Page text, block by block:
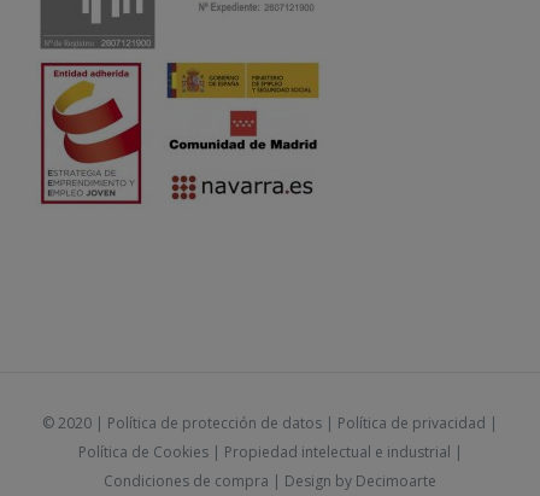
© 2020 | Política de protección de datos | Política de privacidad |
Política de Cookies| Propiedad intelectual e industrial |
Condiciones de compra | Design by Decimoarte